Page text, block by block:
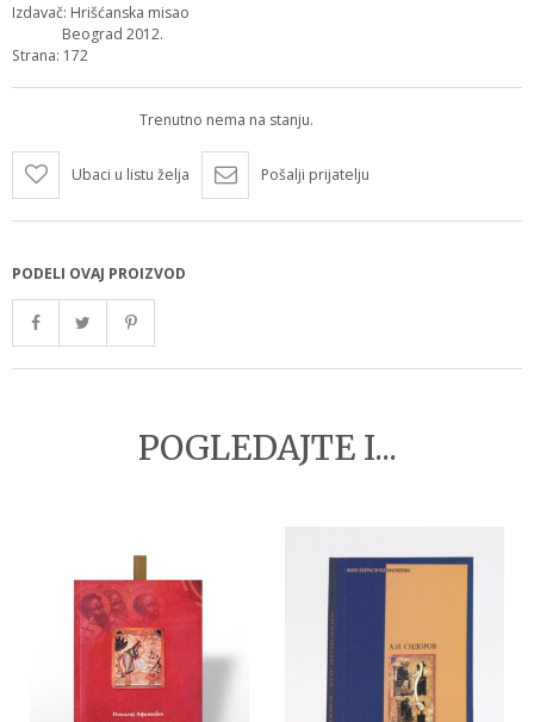
Izdavač: Hrišćanska misao
Beograd 2012.
Strana: 172
Trenutno nema na stanju.
Ubaci u listu želja Pošalji prijatelju
PODELI OVAJ PROIZVOD
POGLEDAJTE I...